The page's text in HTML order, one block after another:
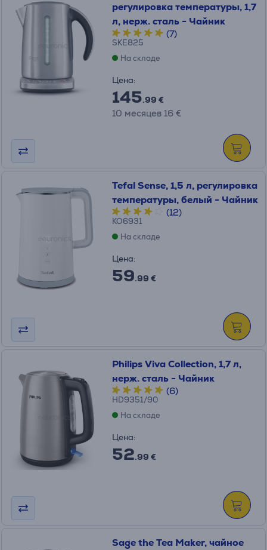
pегулировка температуры, 1,7
л, нерж. сталь - Чайник
(7)
SKE825
На складе
Цена:
145.99 €
10 месяцев 16 €
Tefal Sense, 1,5 л, pегулировка
температуры, белый - Чайник
(12)
KO6931
На складе
Цена:
59.99 €
Philips Viva Collection, 1,7 л,
нерж. сталь - Чайник
(6)
HD9351/90
На складе
Цена:
52.99 €
Sage the Tea Maker, чайное